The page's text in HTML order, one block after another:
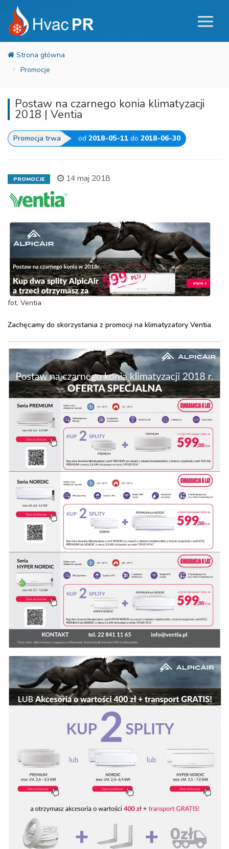
Promocje
Postaw na czarnego konia klimatyzacji
2018 | Ventia
Promocja trwa od 2018-05-11 do 2018-06-30
PROMOCJE 14 maj 2018
fot. Ventia
Zachęcamy do skorzystania z promocji na klimatyzatory Ventia